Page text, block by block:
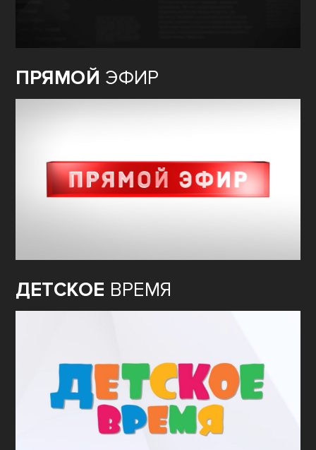
ПРЯМОЙ ЭФИР
ДЕТСКОЕ ВРЕМЯ